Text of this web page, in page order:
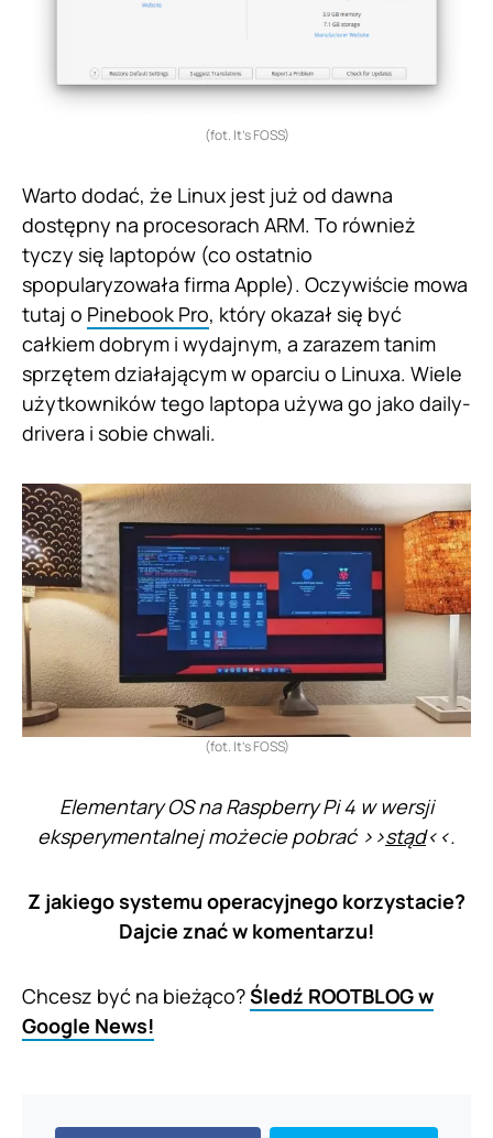
(fot. It’s FOSS)
Warto dodać, że Linux jest już od dawna
dostępny na procesorach ARM. To również
tyczy się laptopów (co ostatnio
spopularyzowała firma Apple). Oczywiście mowa
tutaj o Pinebook Pro, który okazał się być
całkiem dobrym i wydajnym, a zarazem tanim
sprzętem działającym w oparciu o Linuxa. Wiele
użytkowników tego laptopa używa go jako daily-
drivera i sobie chwali.
(fot. It’s FOSS)
Elementary OS na Raspberry Pi 4 w wersji
eksperymentalnej możecie pobrać >>stąd<<.
Z jakiego systemu operacyjnego korzystacie?
Dajcie znać w komentarzu!
Chcesz być na bieżąco?Śledź ROOTBLOG w
Google News!